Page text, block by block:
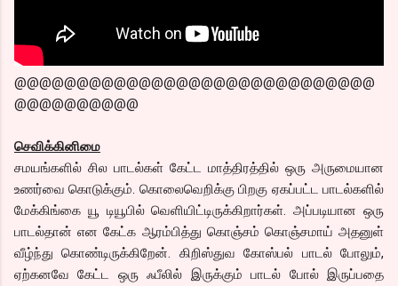
@@@@@@@@@@@@@@@@@@@@@@@@@@@@@
@@@@@@@@@@
செவிக்கினிமை
சமயங்களில் சில பாடல்கள் கேட்ட மாத்திரத்தில் ஒரு அருமையான
உணர்வை கொடுக்கும். கொலைவெறிக்கு பிறகு ஏகப்பட்ட பாடல்களில்
மேக்கிங்கை யூ டியூபில் வெளியிட்டிருக்கிறார்கள். அப்படியான ஒரு
பாடல்தான் என கேட்க ஆரம்பித்து கொஞ்சம் கொஞ்சமாய் அதனுள்
வீழ்ந்து கொண்டிருக்கிறேன். கிறிஸ்துவ கோஸ்பல் பாடல் போலும்,
ஏற்கனவே கேட்ட ஒரு ஃபீலில் இருக்கும் பாடல் போல் இருப்பதை